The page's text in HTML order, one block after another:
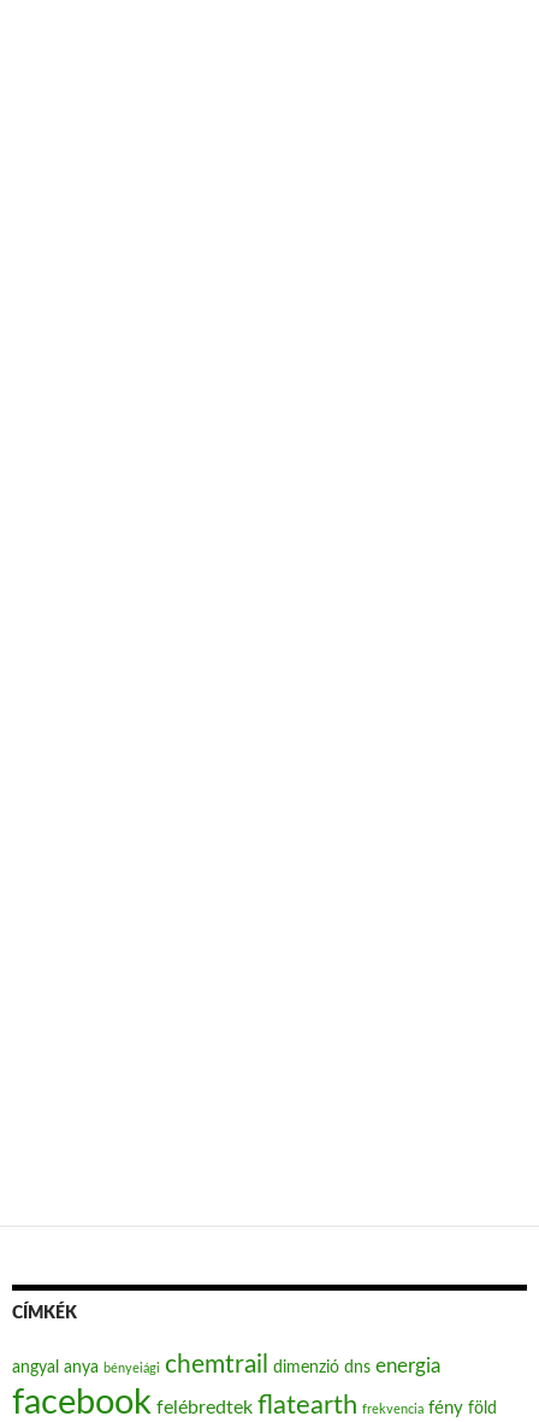
CÍMKÉK
angyal anya bényeiági chemtrail dimenzió dns energia
facebook felébredtek flatearth frekvencia fény föld